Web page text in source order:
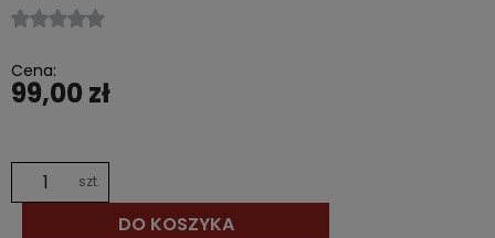
Cena:
99,00 zł
szt.
DO KOSZYKA